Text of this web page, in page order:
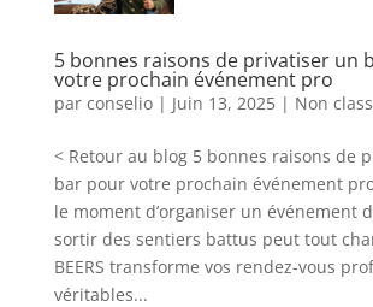
5 bonnes raisons de privatiser un
votre prochain événement pro
par conselio| Juin 13, 2025| Non
< Retour au blog 5 bonnes raisons de
bar pour votre prochain événement
le moment d’organiser un événement
sortir des sentiers battus peut tout
BEERS transforme vos rendez-vous
véritables...